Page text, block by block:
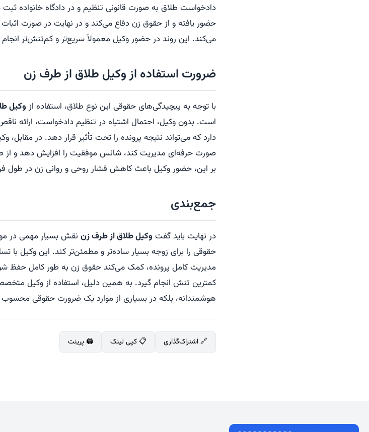
دادخواست طلاق به صورت قانونی تنظیم و در دادگاه خانواده
حضور یافته و از حقوق زن دفاع می‌کند و در نهایت در صورت اثبات
می‌کند. این روند در حضور وکیل معمولاً سریع‌تر و کم‌تنش‌تر
ضرورت استفاده از وکیل طلاق از طرف زن
با توجه به پیچیدگی‌های حقوقی این نوع طلاق، استفاده از وکیل
است. بدون وکیل، احتمال اشتباه در تنظیم دادخواست، ارائه
دارد که می‌تواند نتیجه پرونده را تحت تأثیر قرار دهد. در مقابل،
صورت حرفه‌ای مدیریت کند، شانس موفقیت را افزایش دهد و از
بر این، حضور وکیل باعث کاهش فشار روحی و روانی زن در طول
جمع‌بندی
در نهایت باید گفت وکیل طلاق از طرف زن نقش بسیار مهمی در
حقوقی را برای زوجه بسیار ساده‌تر و مطمئن‌تر کند. این وکیل با
مدیریت کامل پرونده، کمک می‌کند حقوق زن به طور کامل حفظ
کمترین تنش انجام گیرد. به همین دلیل، استفاده از وکیل
هوشمندانه، بلکه در بسیاری از موارد یک ضرورت حقوقی
🔗 اشتراک‌گذاری 📋 کپی لینک 🖨️ پرینت